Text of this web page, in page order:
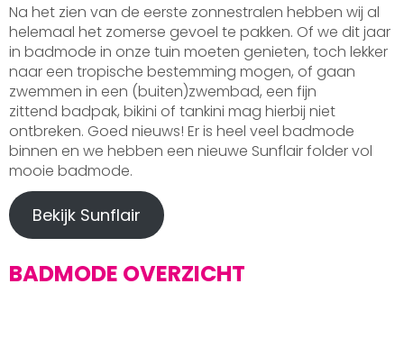
Na het zien van de eerste zonnestralen hebben wij al
helemaal het zomerse gevoel te pakken. Of we dit jaar
in badmode in onze tuin moeten genieten, toch lekker
naar een tropische bestemming mogen, of gaan
zwemmen in een (buiten)zwembad, een fijn
zittend badpak, bikini of tankini mag hierbij niet
ontbreken. Goed nieuws! Er is heel veel badmode
binnen en we hebben een nieuwe Sunflair folder vol
mooie badmode.
Bekijk Sunflair
BADMODE OVERZICHT